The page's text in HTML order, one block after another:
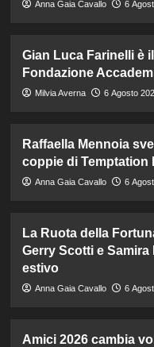
Anna Gaia Cavallo 6
Gian Luca Farinelli è
Fondazione
Milvia Averna 6 Agosto
Raffaella Mennoia
coppie di Temptation
Anna Gaia Cavallo 6
La Ruota della
Gerry Scotti e
estivo
Anna Gaia Cavallo 6
Amici 2026 cambia